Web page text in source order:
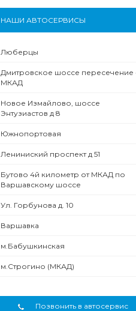
НАШИ АВТОСЕРВИСЫ
Люберцы
Дмитровское шоссе пересечение
МКАД
Новое Измайлово, шоссе
Энтузиастов д 8
Южнопортовая
Лениниский проспект д 51
Бутово 4й километр от МКАД по
Варшавскому шоссе
Ул. Горбунова д. 10
Варшавка
м.Бабушкинская
м.Строгино (МКАД)
Позвонить в автосервис